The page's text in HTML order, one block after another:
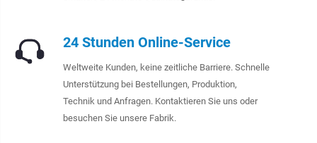
24 Stunden Online-Service
Weltweite Kunden, keine zeitliche Barriere. Schnelle
Unterstützung bei Bestellungen, Produktion,
Technik und Anfragen. Kontaktieren Sie uns oder
besuchen Sie unsere Fabrik.